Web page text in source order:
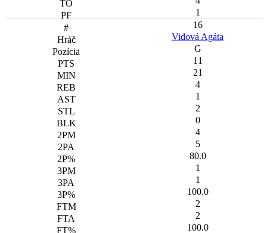
1
16
Vidová Agáta
G
11
21
4
1
2
0
4
5
80.0
1
1
100.0
2
2
100.0